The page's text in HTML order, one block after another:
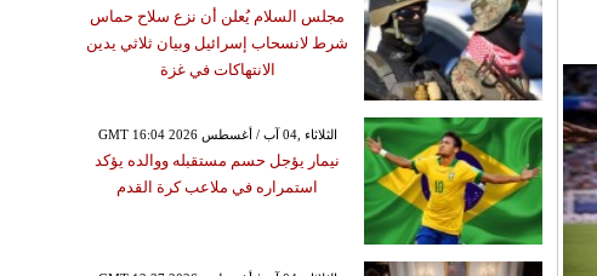
مجلس السلام يُعلن أن نزع سلاح حماس
شرط لانسحاب إسرائيل وبيان ثلاثي يدين
الانتهاكات في غزة
GMT 16:04 2026 الثلاثاء ,04 آب / أغسطس
نيمار يؤجل حسم مستقبله ووالده يؤكد
استمراره في ملاعب كرة القدم